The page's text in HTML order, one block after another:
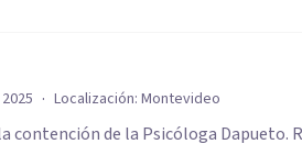
· Localización: Montevideo
contención de la Psicóloga Dapueto.